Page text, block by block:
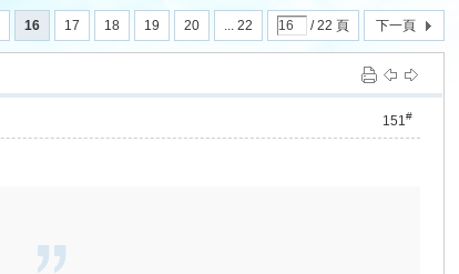
16 17 18 19 20 ... 22 / 22 頁 下一頁
151#